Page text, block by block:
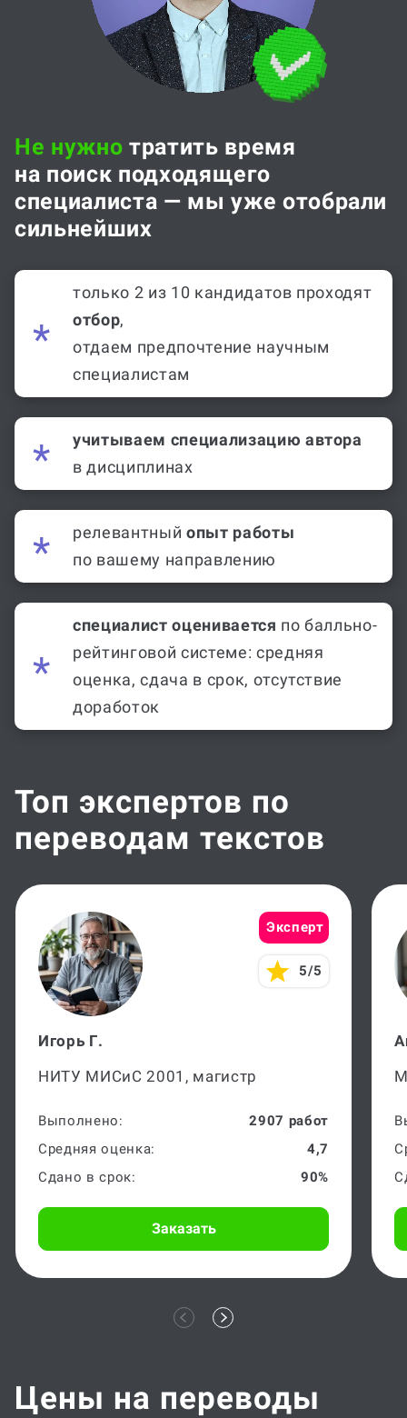
Не нужно тратить время
на поиск подходящего
специалиста — мы уже отобрали
сильнейших
только 2 из 10 кандидатов проходят
отбор,
отдаем предпочтение научным
специалистам
учитываем специализацию автора
в дисциплинах
релевантный опыт работы
по вашему направлению
специалист оценивается по балльно-
рейтинговой системе: средняя
оценка, сдача в срок, отсутствие
доработок
Топ экспертов по
переводам текстов
Эксперт
5/5
Игорь Г.
НИТУ МИСиС 2001, магистр
Выполнено:
2907 работ
Средняя оценка:
4,7
Сдано в срок:
90%
Заказать
Цены на переводы